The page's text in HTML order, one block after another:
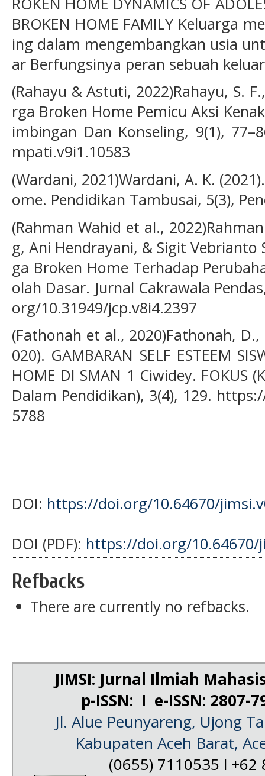
BROKEN HOME FAMILY Keluarga
ing dalam mengembangkan usia
ar Berfungsinya peran sebuah
(Rahayu & Astuti, 2022)Rahayu, S.
rga Broken Home Pemicu Aksi
imbingan Dan Konseling, 9(1),
mpati.v9i1.10583
(Wardani, 2021)Wardani, A. K.
ome. Pendidikan Tambusai, 5(3),
(Rahman Wahid et al.,
g, Ani Hendrayani, & Sigit Vebrianto
ga Broken Home Terhadap
olah Dasar. Jurnal Cakrawala
org/10.31949/jcp.v8i4.2397
(Fathonah et al., 2020)Fathonah,
020). GAMBARAN SELF ESTEEM
HOME DI SMAN 1 Ciwidey. FOKUS
Dalam Pendidikan), 3(4), 129.
5788
DOI: https://doi.org/10.64670/
DOI (PDF): https://doi.org/10.64670/
Refbacks
There are currently no refbacks.
JIMSI: Jurnal Ilmiah
p-ISSN: I e-ISSN: 2807-
Jl. Alue Peunyareng, Ujong
Kabupaten Aceh Barat,
(0655) 7110535 l +62